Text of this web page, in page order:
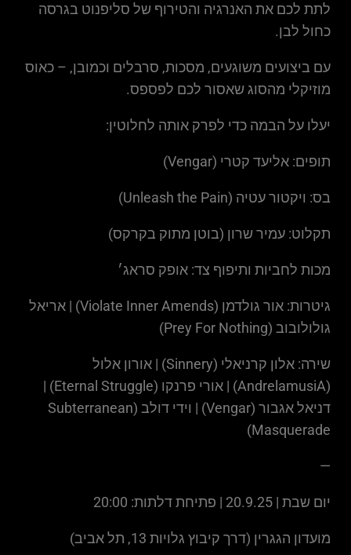
לתת לכם את האנרגיה והטירוף של סליפנוט בגרסה
כחול לבן.
עם ביצועים משוגעים, מסכות, סרבלים וכמובן, – כאוס
מוזיקלי מהסוג שאסור לכם לפספס.
יעלו על הבמה כדי לפרק אותה לחלוטין:
תופים: אליעד קטרי (Vengar)
בס: ויקטור עטיה (Unleash the Pain)
תקלוט: עמיר שרון (בוטן מתוק בקרקס)
מכות לחביות ותיפוף צד: אופק סראג׳
גיטרות: אור גולדמן (Violate Inner Amends) | אריאל
גולולובוב (Prey For Nothing)
שירה: אלון קרניאלי (Sinnery) | אורון אלול
(AndrelamusiA) | אורי פרנקו (Eternal Struggle) |
דניאל אגבור (Vengar) | וידי דולב (Subterranean
Masquerade)
—
יום שבת | 20.9.25 | פתיחת דלתות: 20:00
מועדון הגגרין (דרך קיבוץ גלויות 13, תל אביב)